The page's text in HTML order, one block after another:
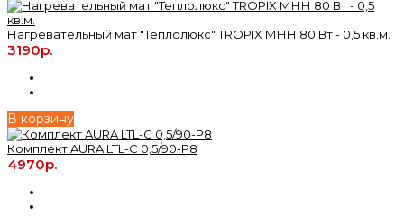
Нагревательный мат "Теплолюкс" TROPIX МНН 80 Вт - 0,5 кв.м.
3190р.
В корзину
Комплект AURA LTL-C 0,5/90-P8
4970р.